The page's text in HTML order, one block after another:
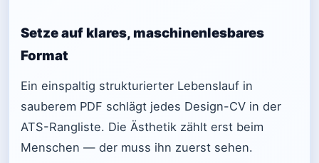
Setze auf klares, maschinenlesbares
Format
Ein einspaltig strukturierter Lebenslauf in
sauberem PDF schlägt jedes Design-CV in der
ATS-Rangliste. Die Ästhetik zählt erst beim
Menschen — der muss ihn zuerst sehen.